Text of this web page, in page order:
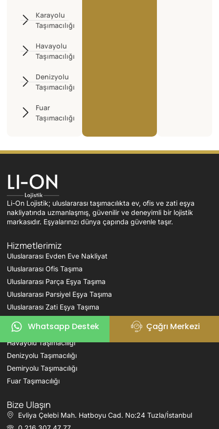
Karayolu
Taşımacılığı
Havayolu
Taşımacılığı
Denizyolu
Taşımacılığı
Fuar
Taşımacılığı
Li-On Lojistik; uluslararası taşımacılıkta ev, ofis ve zati eşya
nakliyatında uzmanlaşmış, güvenilir ve deneyimli bir lojistik
markasıdır. Eşyalarınızı dünya çapında güvenle taşır.
Hizmetlerimiz
Uluslararası Evden Eve Nakliyat
Uluslararası Ofis Taşıma
Uluslararası Parça Eşya Taşıma
Uluslararası Parsiyel Eşya Taşıma
Uluslararası Zati Eşya Taşıma
Karayolu Taşımacılığı
Havayolu Taşımacılığı
Denizyolu Taşımacılığı
Demiryolu Taşımacılığı
Fuar Taşımacılığı
Bize Ulaşın
Evliya Çelebi Mah. Hatboyu Cad. No:24 Tuzla/İstanbul
Whatsapp Destek Çağrı Merkezi